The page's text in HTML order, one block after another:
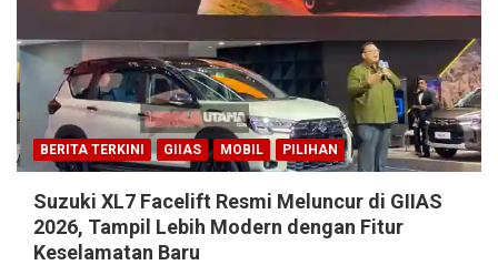
BERITA TERKINI GIIAS MOBIL PILIHAN
Suzuki XL7 Facelift Resmi Meluncur di GIIAS
2026, Tampil Lebih Modern dengan Fitur
Keselamatan Baru